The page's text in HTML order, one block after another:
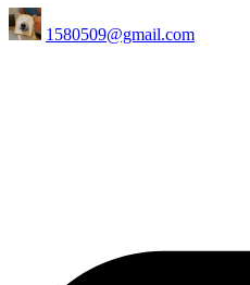
Posted
by
1580509@gmail.com